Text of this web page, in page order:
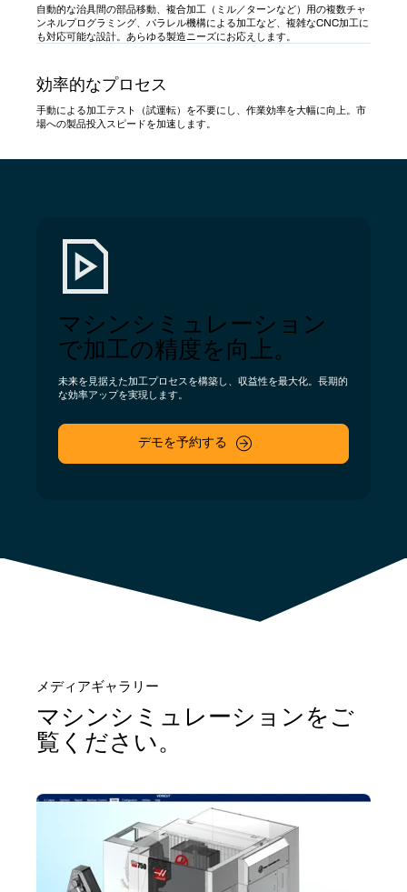
自動的な治具間の部品移動、複合加工（ミル／ターンなど）用の複数チャ
ンネルプログラミング、パラレル機構による加工など、複雑なCNC加工に
も対応可能な設計。あらゆる製造ニーズにお応えします。
効率的なプロセス
手動による加工テスト（試運転）を不要にし、作業効率を大幅に向上。市
場への製品投入スピードを加速します。
マシンシミュレーション
で加工の精度を向上。
未来を見据えた加工プロセスを構築し、収益性を最大化。長期的
な効率アップを実現します。
デモを予約する
メディアギャラリー
マシンシミュレーションをご
覧ください。